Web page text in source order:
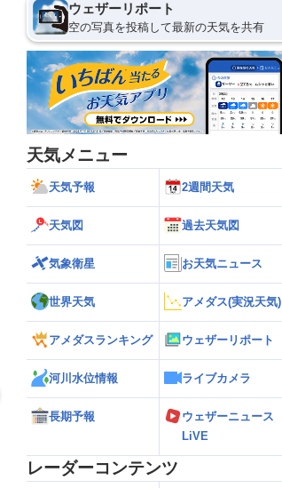
ウェザーリポート
空の写真を投稿して最新の天気を共有
天気メニュー
天気予報 2週間天気
天気図 過去天気図
気象衛星 お天気ニュース
世界天気 アメダス(実況天気)
アメダスランキング ウェザーリポート
河川水位情報 ライブカメラ
長期予報
ウェザーニュース
LiVE
レーダーコンテンツ